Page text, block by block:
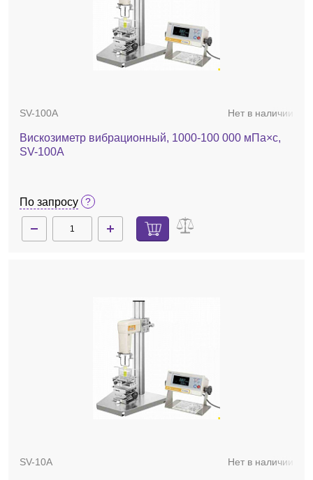
SV-100A Нет в наличии
Вискозиметр вибрационный, 1000-100 000 мПа×с,
SV-100A
По запросу
SV-10A Нет в наличии